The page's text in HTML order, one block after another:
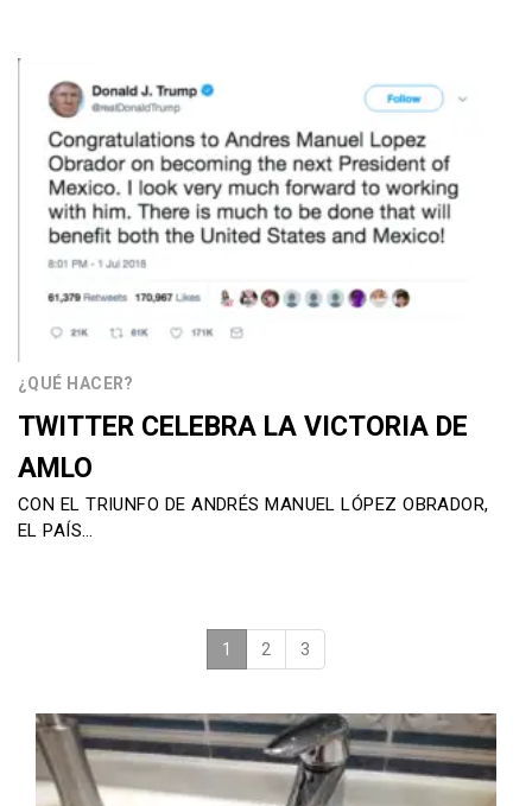
¿QUÉ HACER?
TWITTER CELEBRA LA VICTORIA DE
AMLO
CON EL TRIUNFO DE ANDRÉS MANUEL LÓPEZ OBRADOR,
EL PAÍS…
1 (current)
2 3